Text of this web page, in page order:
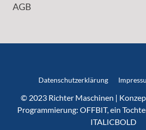
AGB
Datenschutzerklärung
© 2023 Richter Maschinen |
Programmierung: OFFBIT, ein
ITALICBOLD